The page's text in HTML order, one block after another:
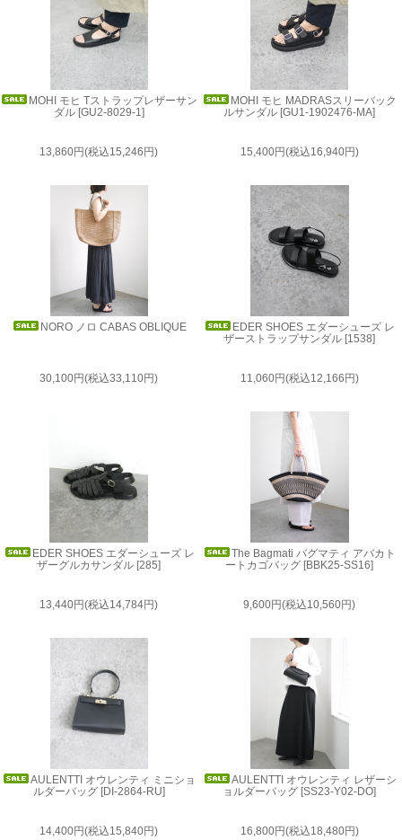
MOHI モヒ Tストラップレザーサン
ダル [GU2-8029-1]
13,860円(税込15,246円)
MOHI モヒ MADRASスリーバック
ルサンダル [GU1-1902476-MA]
15,400円(税込16,940円)
NORO ノロ CABAS OBLIQUE
30,100円(税込33,110円)
EDER SHOES エダーシューズ レ
ザーストラップサンダル [1538]
11,060円(税込12,166円)
EDER SHOES エダーシューズ レ
ザーグルカサンダル [285]
13,440円(税込14,784円)
The Bagmati バグマティ アバカト
ートカゴバッグ [BBK25-SS16]
9,600円(税込10,560円)
AULENTTI オウレンティ ミニショ
ルダーバッグ [DI-2864-RU]
14,400円(税込15,840円)
AULENTTI オウレンティ レザーシ
ョルダーバッグ [SS23-Y02-DO]
16,800円(税込18,480円)